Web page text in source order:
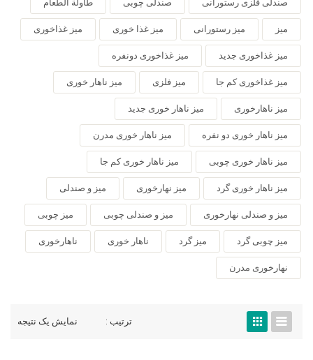
صندلی فلزی رستورانی صندلی چوبی طاولة الطعام
میز میز رستورانی میز غذا خوری میز غذاخوری
میز غذاخوری جدید میز غذاخوری دونفره
میز غذاخوری کم جا میز فلزی میز ناهار خوری
میز ناهارخوری میز ناهار خوری جدید
میز ناهار خوری دو نفره میز ناهار خوری مدرن
میز ناهار خوری چوبی میز ناهار خوری کم جا
میز ناهار خوری گرد میز نهارخوری میز و صندلی
میز و صندلی نهارخوری میز و صندلی چوبی میز چوبی
میز چوبی گرد میز گرد ناهار خوری ناهارخوری
نهارخوری مدرن
نمایش یک نتیجه ترتیب :